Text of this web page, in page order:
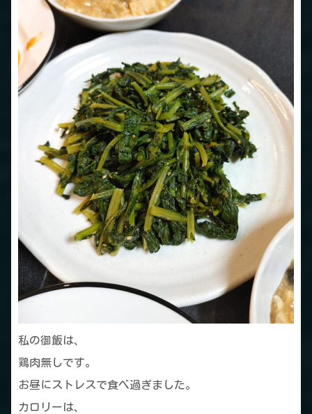
私の御飯は、
鶏肉無しです。
お昼にストレスで食べ過ぎました。
カロリーは、